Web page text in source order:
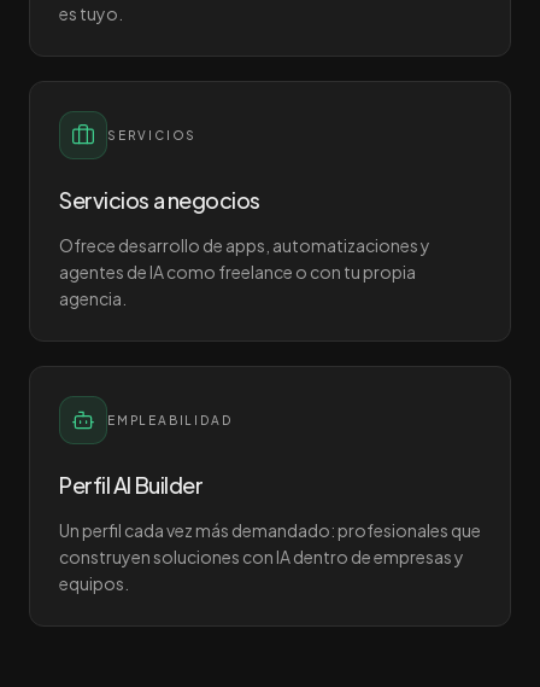
es tuyo.
SERVICIOS
Servicios a negocios
Ofrece desarrollo de apps, automatizaciones y
agentes de IA como freelance o con tu propia
agencia.
EMPLEABILIDAD
Perfil AI Builder
Un perfil cada vez más demandado: profesionales que
construyen soluciones con IA dentro de empresas y
equipos.